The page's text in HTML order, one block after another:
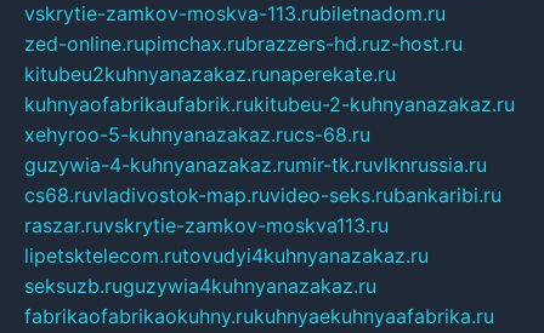
vskrytie-zamkov-moskva-113.rubiletnadom.ru
zed-online.rupimchax.rubrazzers-hd.ruz-host.ru
kitubeu2kuhnyanazakaz.runaperekate.ru
kuhnyaofabrikaufabrik.rukitubeu-2-kuhnyanazakaz.ru
xehyroo-5-kuhnyanazakaz.rucs-68.ru
guzywia-4-kuhnyanazakaz.rumir-tk.ruvlknrussia.ru
cs68.ruvladivostok-map.ruvideo-seks.rubankaribi.ru
raszar.ruvskrytie-zamkov-moskva113.ru
lipetsktelecom.rutovudyi4kuhnyanazakaz.ru
seksuzb.ruguzywia4kuhnyanazakaz.ru
fabrikaofabrikaokuhny.rukuhnyaekuhnyaafabrika.ru